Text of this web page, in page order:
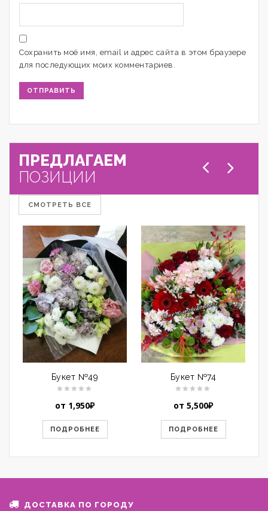
Сохранить моё имя, email и адрес сайта в этом браузере
для последующих моих комментариев.
ПРЕДЛАГАЕМ
ПОЗИЦИИ
СМОТРЕТЬ ВСЕ
Букет №49
от 1,950₽
ПОДРОБНЕЕ
Букет №74
от 5,500₽
ПОДРОБНЕЕ
ДОСТАВКА ПО ГОРОДУ